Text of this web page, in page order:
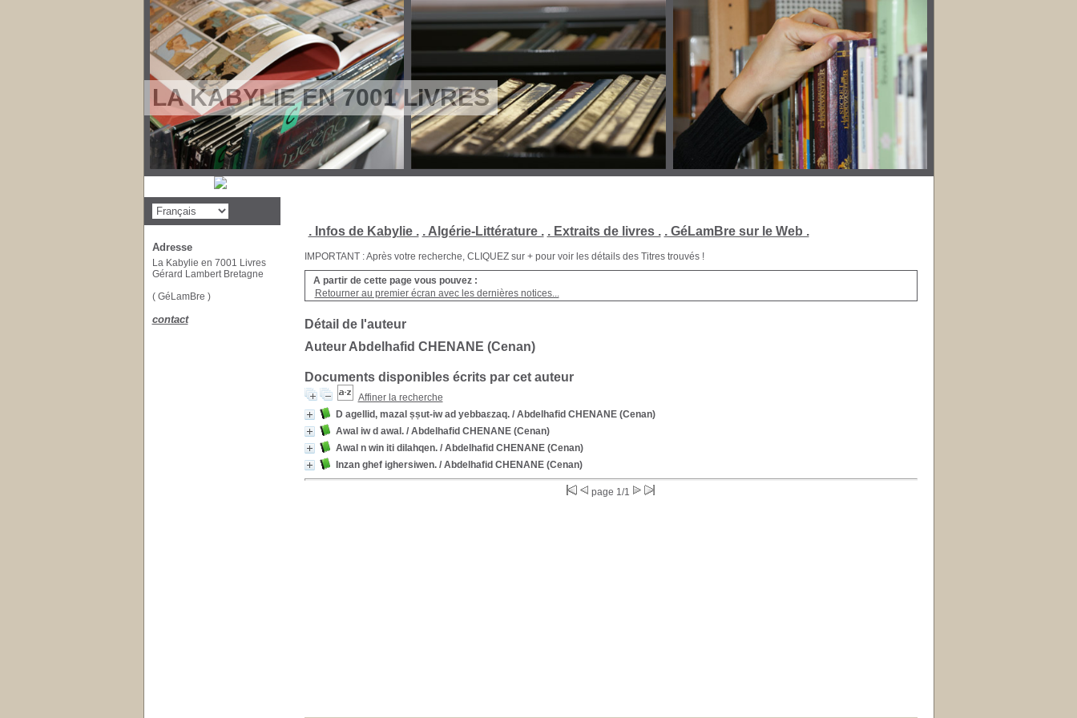
LA KABYLIE EN 7001 LIVRES
. Infos de Kabylie . . Algérie-Littérature . . Extraits de livres . . GéLamBre sur le Web .
IMPORTANT : Après votre recherche, CLIQUEZ sur + pour voir les détails des Titres trouvés !
A partir de cette page vous pouvez :
Retourner au premier écran avec les dernières notices...
Détail de l'auteur
Auteur Abdelhafid CHENANE (Cenan)
Documents disponibles écrits par cet auteur
Affiner la recherche
D agellid, mazal ṣṣut-iw ad yebbaεzaq./ Abdelhafid CHENANE (Cenan)
Awal iw d awal./ Abdelhafid CHENANE (Cenan)
Awal n win iti dilahqen./ Abdelhafid CHENANE (Cenan)
Inzan ghef ighersiwen./ Abdelhafid CHENANE (Cenan)
page 1/1
Adresse
La Kabylie en 7001 Livres
Gérard Lambert Bretagne
( GéLamBre )
contact